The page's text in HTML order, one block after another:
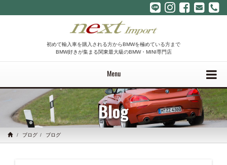
初めて輸入車を購入される方からBMWを極めている方まで
BMW好きが集まる関東最大級のBMW・MINI専門店
Menu
Blog
ブログ ブログ